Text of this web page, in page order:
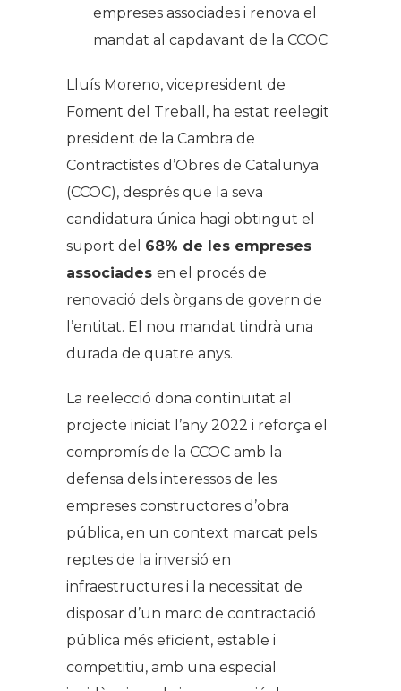
empreses associades i renova el
mandat al capdavant de la CCOC
Lluís Moreno, vicepresident de
Foment del Treball, ha estat reelegit
president de la Cambra de
Contractistes d’Obres de Catalunya
(CCOC), després que la seva
candidatura única hagi obtingut el
suport del 68% de les empreses
associades en el procés de
renovació dels òrgans de govern de
l’entitat. El nou mandat tindrà una
durada de quatre anys.
La reelecció dona continuïtat al
projecte iniciat l’any 2022 i reforça el
compromís de la CCOC amb la
defensa dels interessos de les
empreses constructores d’obra
pública, en un context marcat pels
reptes de la inversió en
infraestructures i la necessitat de
disposar d’un marc de contractació
pública més eficient, estable i
competitiu, amb una especial